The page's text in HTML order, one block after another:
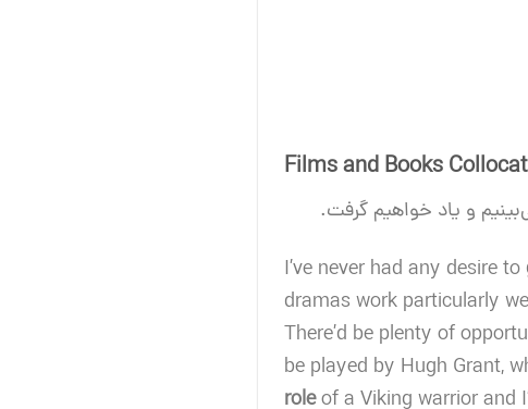
Films and Books
و یاد خواهیم گرفت.
I’ve never had any desire to
dramas work particularly
There’d be plenty of
be played by Hugh Grant,
roleof a Viking warrior and